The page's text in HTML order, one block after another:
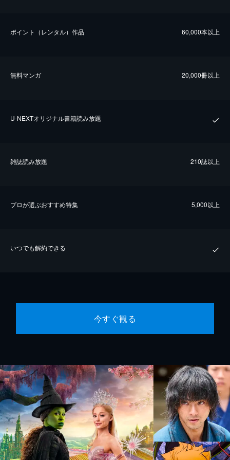
ポイント（レンタル）作品 60,000本以上
無料マンガ 20,000冊以上
U-NEXTオリジナル書籍読み放題
雑誌読み放題 210誌以上
プロが選ぶおすすめ特集 5,000以上
いつでも解約できる
今すぐ観る